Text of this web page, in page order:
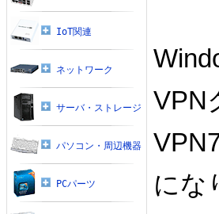
VPN
にな
IoT関連
ネットワーク
サーバ・ストレージ
パソコン・周辺機器
PCパーツ